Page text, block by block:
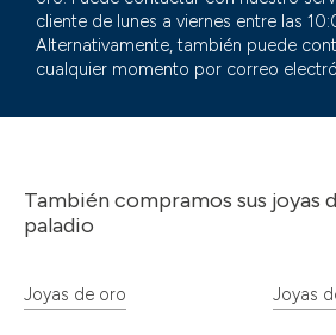
cliente de lunes a viernes entre las
Alternativamente, también puede
cualquier momento por correo
También compramos sus joyas
paladio
Joyas de oro Joyas